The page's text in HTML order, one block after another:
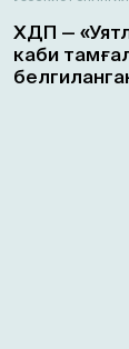
ХДП —
каби